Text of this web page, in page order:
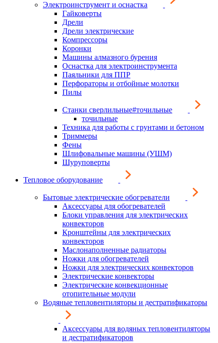
Электроинструмент и оснастка
Гайковерты
Дрели
Дрели электрические
Компрессоры
Коронки
Машины алмазного бурения
Оснастка для электроинструмента
Паяльники для ППР
Перфораторы и отбойные молотки
Пилы
Станки сверлильные#точильные
точильные
Техника для работы с грунтами и бетоном
Триммеры
Фены
Шлифовальные машины (УШМ)
Шуруповерты
Тепловое оборудование
Бытовые электрические обогреватели
Аксессуары для обогревателей
Блоки управления для электрических
конвекторов
Кронштейны для электрических
конвекторов
Маслонаполненные радиаторы
Ножки для обогревателей
Ножки для электрических конвекторов
Электрические конвекторы
Электрические конвекционные
отопительные модули
Водяные тепловентиляторы и дестратификаторы
Аксессуары для водяных тепловентиляторы
и дестратификаторов